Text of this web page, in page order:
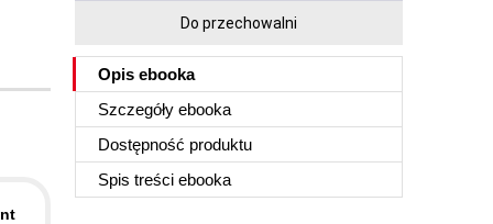
Do przechowalni
Opis ebooka
Szczegóły ebooka
Dostępność produktu
Spis treści ebooka